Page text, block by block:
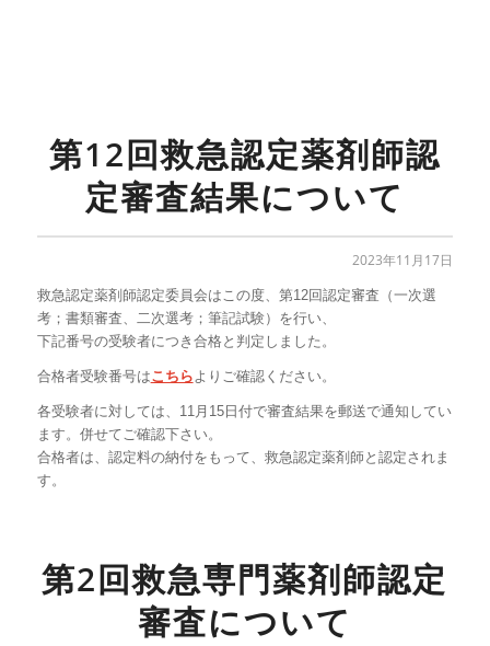
第12回救急認定薬剤師認
定審査結果について
2023年11月17日
救急認定薬剤師認定委員会はこの度、第12回認定審査（一次選
考；書類審査、二次選考；筆記試験）を行い、
下記番号の受験者につき合格と判定しました。
合格者受験番号はこちらよりご確認ください。
各受験者に対しては、 11月 15日付で審査結果を郵送で通知してい
ます。併せてご確認下さい。
合格者は、認定料の納付をもって、救急認定薬剤師と認定されま
す。
第2回救急専門薬剤師認定
審査について